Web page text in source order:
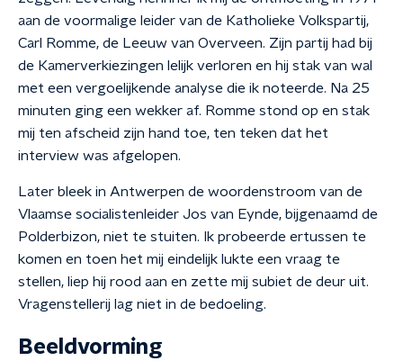
aan de voormalige leider van de Katholieke Volkspartij,
Carl Romme, de Leeuw van Overveen. Zijn partij had bij
de Kamerverkiezingen lelijk verloren en hij stak van wal
met een vergoelijkende analyse die ik noteerde. Na 25
minuten ging een wekker af. Romme stond op en stak
mij ten afscheid zijn hand toe, ten teken dat het
interview was afgelopen.
Later bleek in Antwerpen de woordenstroom van de
Vlaamse socialistenleider Jos van Eynde, bijgenaamd de
Polderbizon, niet te stuiten. Ik probeerde ertussen te
komen en toen het mij eindelijk lukte een vraag te
stellen, liep hij rood aan en zette mij subiet de deur uit.
Vragenstellerij lag niet in de bedoeling.
Beeldvorming